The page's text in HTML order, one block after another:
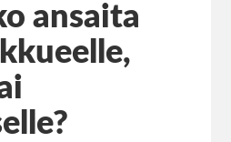
ansaita